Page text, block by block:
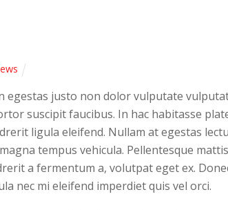
egestas justo non dolor vulputate
suscipit faucibus. In hac habitasse
ligula eleifend. Nullam at egestas
tempus vehicula. Pellentesque mattis
a fermentum a, volutpat eget ex.
nec mi eleifend imperdiet quis vel orci.